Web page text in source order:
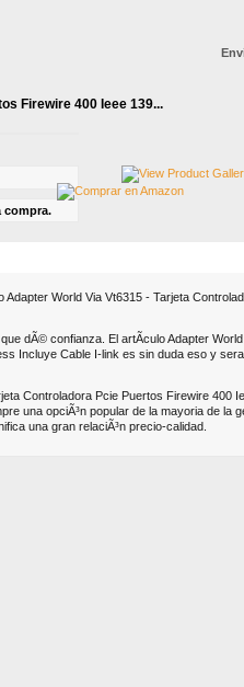
Firewire 400 Ieee 139...
compra.
World Via Vt6315 - Tarjeta
dÃ© confianza. El artÃ­culo Adapter
Incluye Cable I-link es sin duda eso y
Controladora Pcie Puertos Firewire 400
una opciÃ³n popular de la mayoria de la
una gran relaciÃ³n precio-calidad.